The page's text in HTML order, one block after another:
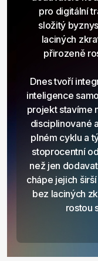
pro digitální
složitý
laciných
přirozeně
Dnes tvoří
inteligence
projekt stavíme
disciplinované
plném cyklu a
stoprocentní
než jen
chápe jejich
bez laciných
rostou